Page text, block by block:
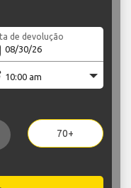
de devolução
70+